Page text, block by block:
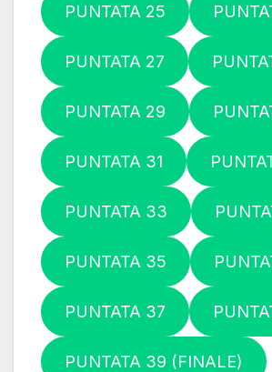
PUNTATA 25
PUNTATA 27
PUNTATA 29
PUNTATA 31
PUNTATA 33
PUNTATA 35
PUNTATA 37
PUNTATA 39 (FINALE)